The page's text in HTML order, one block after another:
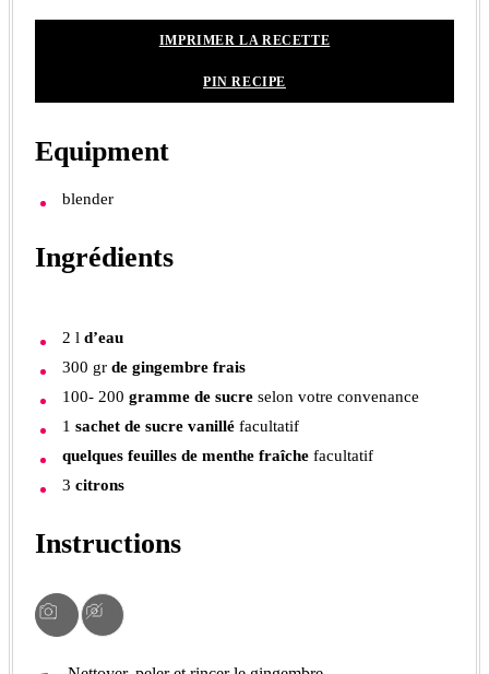
IMPRIMER LA RECETTE
PIN RECIPE
Equipment
blender
Ingrédients
2 l d’eau
300 gr de gingembre frais
100- 200 gramme de sucre selon votre convenance
1 sachet de sucre vanillé facultatif
quelques feuilles de menthe fraîche facultatif
3 citrons
Instructions